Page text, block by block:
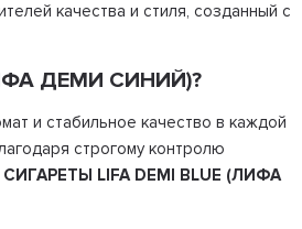
качества и стиля, созданный с
ДЕМИ СИНИЙ)?
и стабильное качество в каждой
строгому контролю
СИГАРЕТЫ LIFA DEMI BLUE (ЛИФА